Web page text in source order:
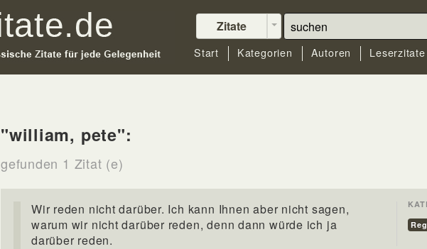
Zitate
Start Kategorien Autoren Leserzitate
"william, pete":
gefunden 1 Zitat (e)
Wir reden nicht darüber. Ich kann Ihnen aber nicht sagen,
warum wir nicht darüber reden, denn dann würde ich ja
darüber reden.